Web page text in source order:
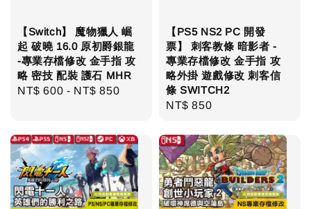
【Switch】 魔物獵人 崛
起 破曉 16.0 原初爵銀龍
-專業存檔修改 金手指 攻
略 密技 配裝 護石 MHR
Regular
NT$ 600 - NT$ 850
【PS5 NS2 PC 開發
票】 刺客教條 暗影者 -
專業存檔修改 金手指 攻
略外掛 遊戲修改 刺客信
條 SWITCH2
Regular
NT$ 850